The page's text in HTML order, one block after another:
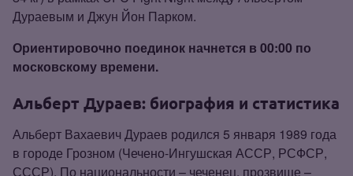
Дураевым и Джун Йон Парком.
Ориентировочно поединок начнется в 00:00 по
московскому времени.
Альберт Дураев: биография и статистика
Альберт Вахаевич Дураев родился 5 января 1989 года
в городе Грозном (Чечено‑Ингушская АССР, РСФСР,
СССР). По национальности – чеченец, прозвище –